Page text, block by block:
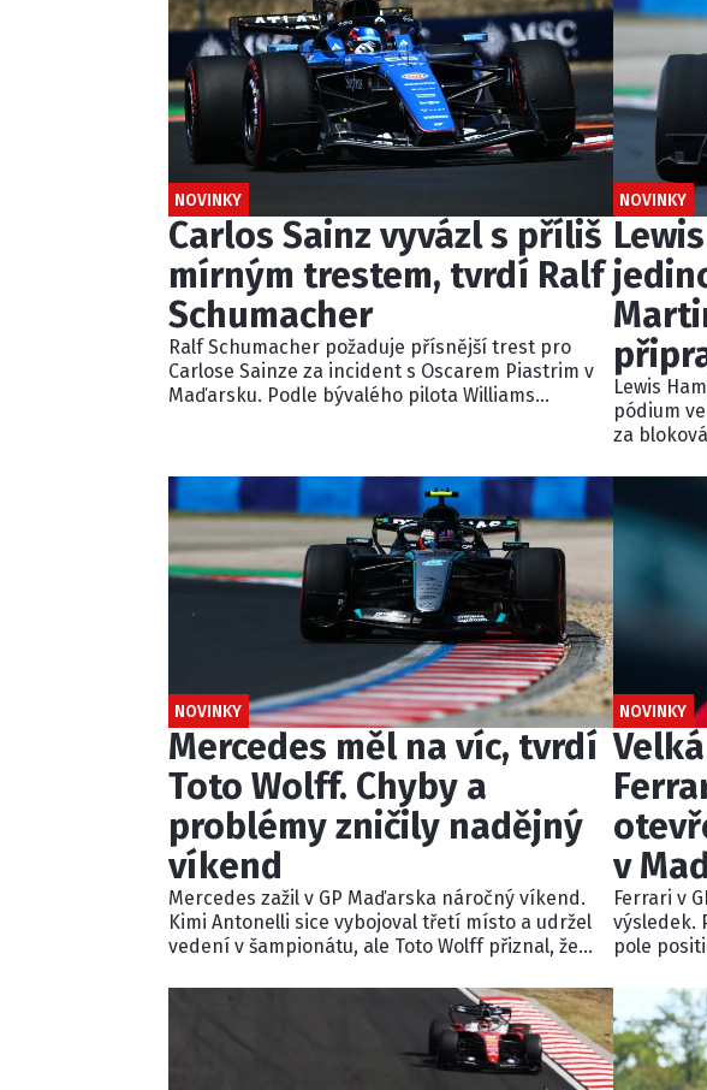
NOVINKY
Carlos Sainz vyvázl s příliš
mírným trestem, tvrdí Ralf
Schumacher
Ralf Schumacher požaduje přísnější trest pro
Carlose Sainze za incident s Oscarem Piastrim v
Maďarsku. Podle bývalého pilota Williams
nedostatečnou.
NOVINKY
Lewis
pódium
za
NOVINKY
Mercedes měl na víc, tvrdí
Toto Wolff. Chyby a
problémy zničily nadějný
víkend
Mercedes zažil v GP Maďarska náročný víkend.
Kimi Antonelli sice vybojoval třetí místo a udržel
vedení v šampionátu, ale Toto Wolff přiznal, že
Problémy s nastavením, technikou i startem
George Russella připravily Mercedes o šanci
NOVINKY
v
Ferrari v
výsledek.
pole
Leclerca
že se v